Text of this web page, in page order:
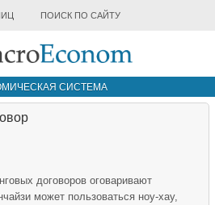
ПОИСК ПО САЙТУ
СИСТЕМА
договоров оговаривают
может пользоваться ноу-хау,